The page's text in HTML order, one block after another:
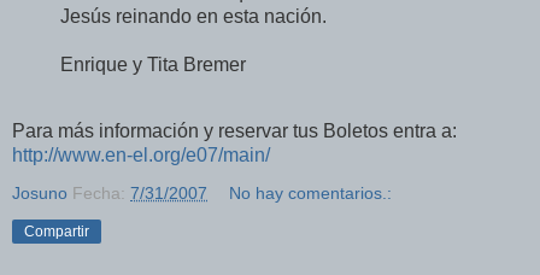
Jesús reinando en esta nación.
Enrique y Tita Bremer
Para más información y reservar tus Boletos entra a:
http://www.en-el.org/e07/main/
Josuno Fecha: 7/31/2007 No hay comentarios.:
Compartir